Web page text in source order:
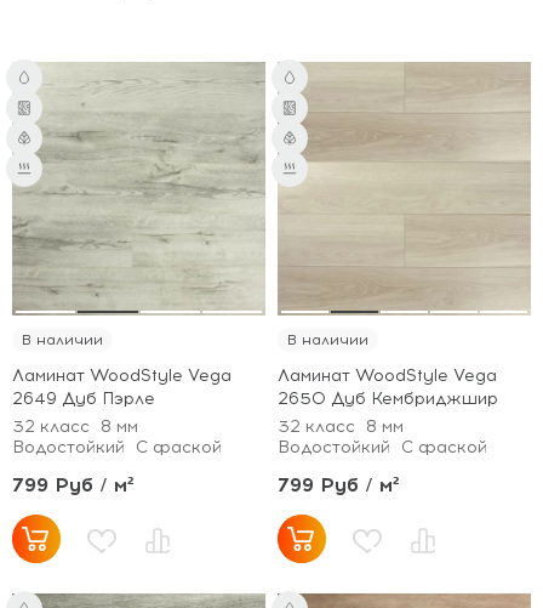
В наличии
Ламинат WoodStyle Vega
2649 Дуб Пэрле
32 класс
8 мм
Водостойкий
С фаской
799 Руб / м²
В наличии
Ламинат WoodStyle Vega
2650 Дуб Кембриджшир
32 класс
8 мм
Водостойкий
С фаской
799 Руб / м²